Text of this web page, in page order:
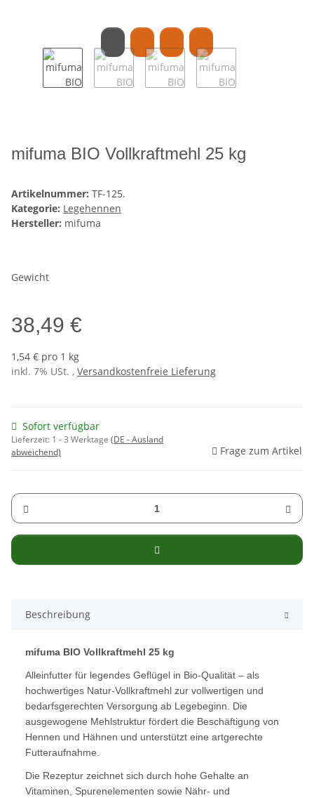
mifuma BIO Vollkraftmehl 25 kg
Artikelnummer: TF-125.
Kategorie: Legehennen
Hersteller: mifuma
Gewicht
38,49 €
1,54 € pro 1 kg
inkl. 7% USt. , Versandkostenfreie Lieferung
Sofort verfügbar
Lieferzeit: 1 - 3 Werktage (DE - Ausland
abweichend)
Frage zum Artikel
Beschreibung
mifuma BIO Vollkraftmehl 25 kg
Alleinfutter für legendes Geflügel in Bio-Qualität – als
hochwertiges Natur-Vollkraftmehl zur vollwertigen und
bedarfsgerechten Versorgung ab Legebeginn. Die
ausgewogene Mehlstruktur fördert die Beschäftigung von
Hennen und Hähnen und unterstützt eine artgerechte
Futteraufnahme.
Die Rezeptur zeichnet sich durch hohe Gehalte an
Vitaminen, Spurenelementen sowie Nähr- und